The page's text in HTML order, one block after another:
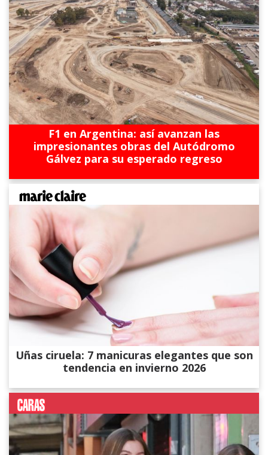
F1 en Argentina: así avanzan las
impresionantes obras del Autódromo
Gálvez para su esperado regreso
Uñas ciruela: 7 manicuras elegantes que son
tendencia en invierno 2026